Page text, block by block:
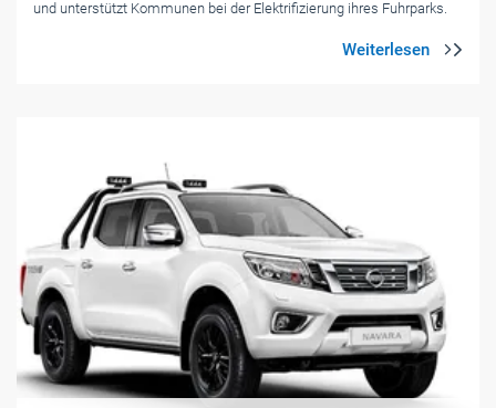
und unterstützt Kommunen bei der Elektrifizierung ihres Fuhrparks.